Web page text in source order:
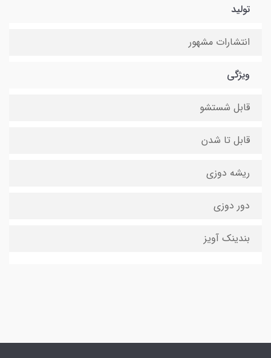
تولید
انتشارات مشهور
ویژگی
قابل شستشو
قابل تا شدن
ریشه دوزی
دور دوزی
بندینک آویز